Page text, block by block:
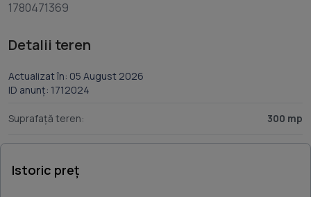
Detalii teren
Actualizat în: 05 August 2026
ID anunț: 1712024
Suprafață teren: 300 mp
Istoric preț